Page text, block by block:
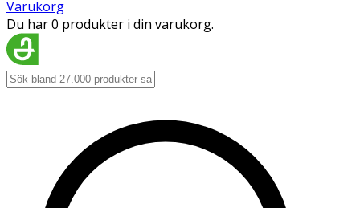
Varukorg
Du har 0 produkter i din varukorg.